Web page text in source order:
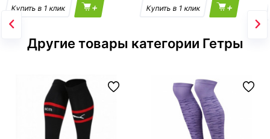
+ +
Другие товары категории Гетры